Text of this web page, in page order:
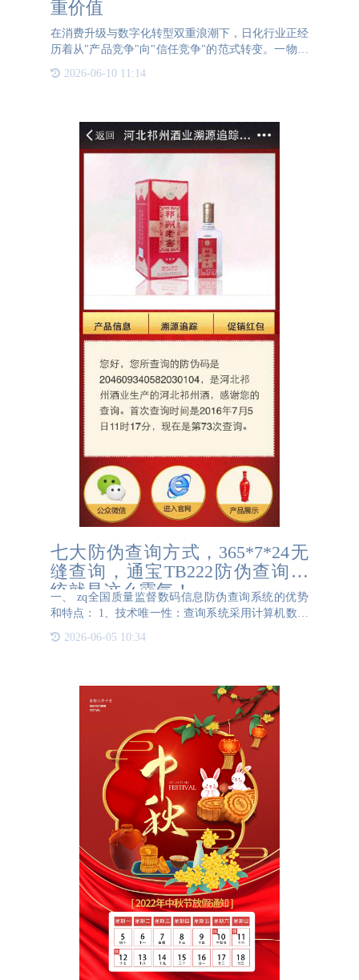
重价值
在消费升级与数字化转型双重浪潮下，日化行业正经
历着从"产品竞争"向"信任竞争"的范式转变。一物一
码技术的深度应用，正在重构品牌与消费者的对话密
码。每个二维码不仅是产品的数字身份证，更成为品
2026-06-10 11:14
七大防伪查询方式，365*7*24无
缝查询，通宝TB222防伪查询系
统就是这么霸气！
一、 zq全国质量监督数码信息防伪查询系统的优势
和特点： 1、技术唯一性：查询系统采用计算机数码
防伪技术，具体应用直接体现在防伪标签上，每一枚
标签中含有无规律不重复的防伪数码，一个数码防伪
2026-06-05 10:34